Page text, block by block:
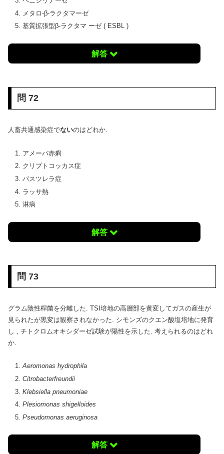
メタロ-β-ラクタマーゼ
基質拡張型β-ラクタマ ーゼ ( ESBL )
解答
問 72
人畜共通感染症でないのはどれか.
アメーバ赤痢
クリプトコッカス症
パスツレラ症
ラッサ熱
淋病
解答
問 73
グラム陰性桿菌を分離した. TSI培地の高層部を黄変してガスの産生が
見られたが黒変は観察されなかった. シモンズのクエン酸塩培地に発育
し , チトクロムオキシダーゼ試験が陽性を示した. 考えられるのはどれ
か.
Aeromonas hydrophila
Citrobacterfreundii
Klebsiella pneumoniae
Plesiomonas shigelloides
Pseudomonas aeruginosa
解答